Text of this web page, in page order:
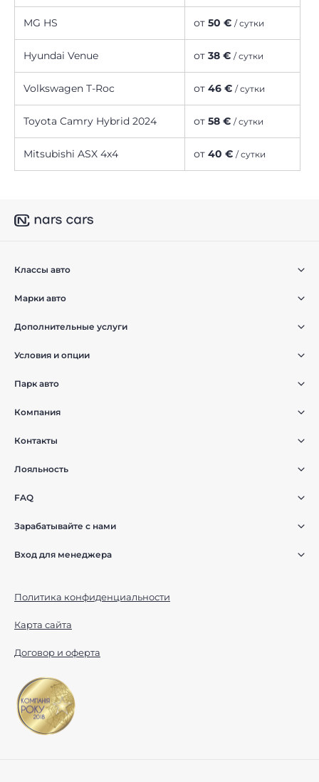
MG HS от 50 € / сутки
Hyundai Venue от 38 € / сутки
Volkswagen T-Roc от 46 € / сутки
Toyota Camry Hybrid 2024 от 58 € / сутки
Mitsubishi ASX 4x4 от 40 € / сутки
Классы авто
Марки авто
Дополнительные услуги
Условия и опции
Парк авто
Компания
Контакты
Лояльность
FAQ
Зарабатывайте с нами
Вход для менеджера
Политика конфиденциальности
Карта сайта
Договор и оферта